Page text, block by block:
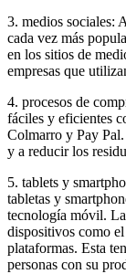
3. medios sociales:
cada vez más
en los sitios de
empresas que
4. procesos de
fáciles y eficientes
Colmarro y Pay Pal.
y a reducir los
5. tablets y
tabletas y
tecnología móvil.
dispositivos como
plataformas. Esta
personas con su